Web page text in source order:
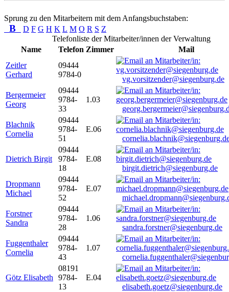
Sprung zu den Mitarbeitern mit dem Anfangsbuchstaben:
B D F G H K L M O R S Z
Telefonliste der Mitarbeiter/innen der Verwaltung
Name
Telefon Zimmer
Mail
Zeitler
Gerhard
09444
9784-0
vg.vorsitzender@siegenburg.de
Bergermeier
Georg
09444
9784-
33
1.03
Blachnik
Cornelia
09444
9784-
51
E.06
Dietrich Birgit
09444
9784-
18
E.08
birgit.dietrich@siegenburg.de
Dropmann
Michael
09444
9784-
52
E.07
Forstner
Sandra
09444
9784-
28
1.06
sandra.forstner@siegenburg.de
Fuggenthaler
Cornelia
09444
9784-
43
1.07
Götz Elisabeth
08191
9784-
13
E.04
elisabeth.goetz@siegenburg.de